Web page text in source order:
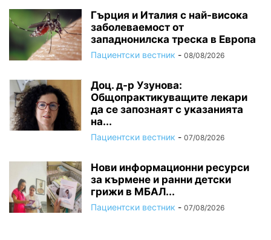
Гърция и Италия с най-висока
заболеваемост от
западнонилска треска в Европа
Пациентски вестник - 08/08/2026
Доц. д-р Узунова:
Общопрактикуващите лекари
да се запознаят с указанията
на...
Пациентски вестник - 07/08/2026
Нови информационни ресурси
за кърмене и ранни детски
грижи в МБАЛ...
Пациентски вестник - 07/08/2026